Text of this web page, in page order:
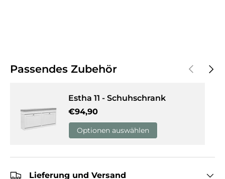
Passendes Zubehör Vorherige
Estha 11 - Schuhschrank
Normaler Preis
€94,90
Optionen auswählen
Lieferung und Versand